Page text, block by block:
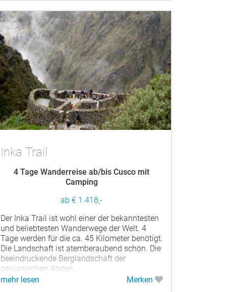
Inka Trail
4 Tage Wanderreise ab/bis Cusco mit
Camping
ab € 1.418,-
Der Inka Trail ist wohl einer der bekanntesten
und beliebtesten Wanderwege der Welt. 4
Tage werden für die ca. 45 Kilometer benötigt.
Die Landschaft ist atemberaubend schön. Die
beeindruckende Berglandschaft der
peruanischen Anden,...
mehr lesen
Merken